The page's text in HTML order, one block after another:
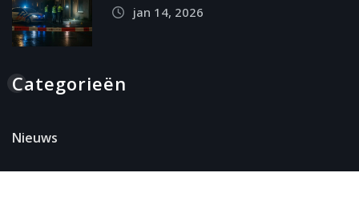
jan 14, 2026
Categorieën
Nieuws